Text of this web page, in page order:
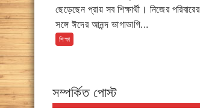
ছেড়েছেন প্রায় সব শিক্ষার্থী। নিজের পরিবারের
সঙ্গে ঈদের আনন্দ ভাগাভাগি...
শিক্ষা
সম্পর্কিত পোস্ট